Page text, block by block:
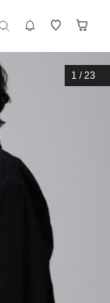
1 /23